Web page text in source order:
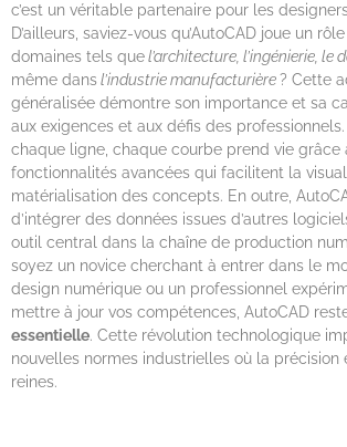
c’est un véritable partenaire pour les
D’ailleurs, saviez-vous qu’AutoCAD joue un
domaines tels quel’architecture, l’ingénierie, le
même dansl’industrie manufacturière? Cette
généralisée démontre son importance et sa
aux exigences et aux défis des professionnels.
chaque ligne, chaque courbe prend vie grâce
fonctionnalités avancées qui facilitent la
matérialisation des concepts. En outre,
d’intégrer des données issues d’autres
outil central dans la chaîne de production
soyez un novice cherchant à entrer dans le
design numérique ou un professionnel
mettre à jour vos compétences, AutoCAD
essentielle. Cette révolution technologique
nouvelles normes industrielles où la précision
reines.